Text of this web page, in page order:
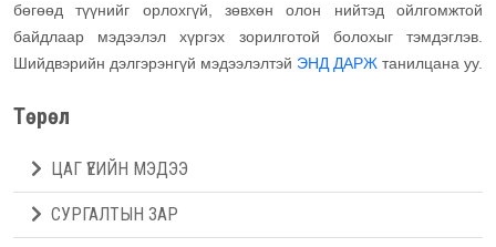
бөгөөд түүнийг орлохгүй, зөвхөн олон нийтэд ойлгомжтой
байдлаар мэдээлэл хүргэх зорилготой болохыг тэмдэглэв.
Шийдвэрийн дэлгэрэнгүй мэдээлэлтэй ЭНД ДАРЖ танилцана уу.
Төрөл
ЦАГ ҮЕИЙН МЭДЭЭ
СУРГАЛТЫН ЗАР